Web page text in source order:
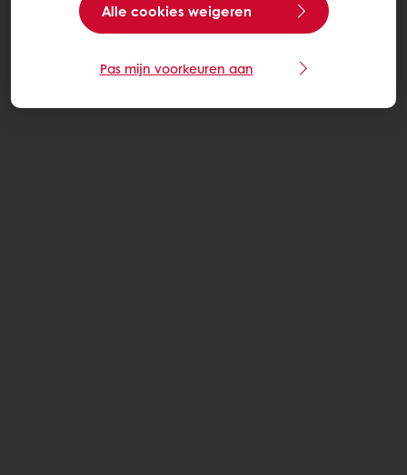
Alle cookies weigeren
Pas mijn voorkeuren aan